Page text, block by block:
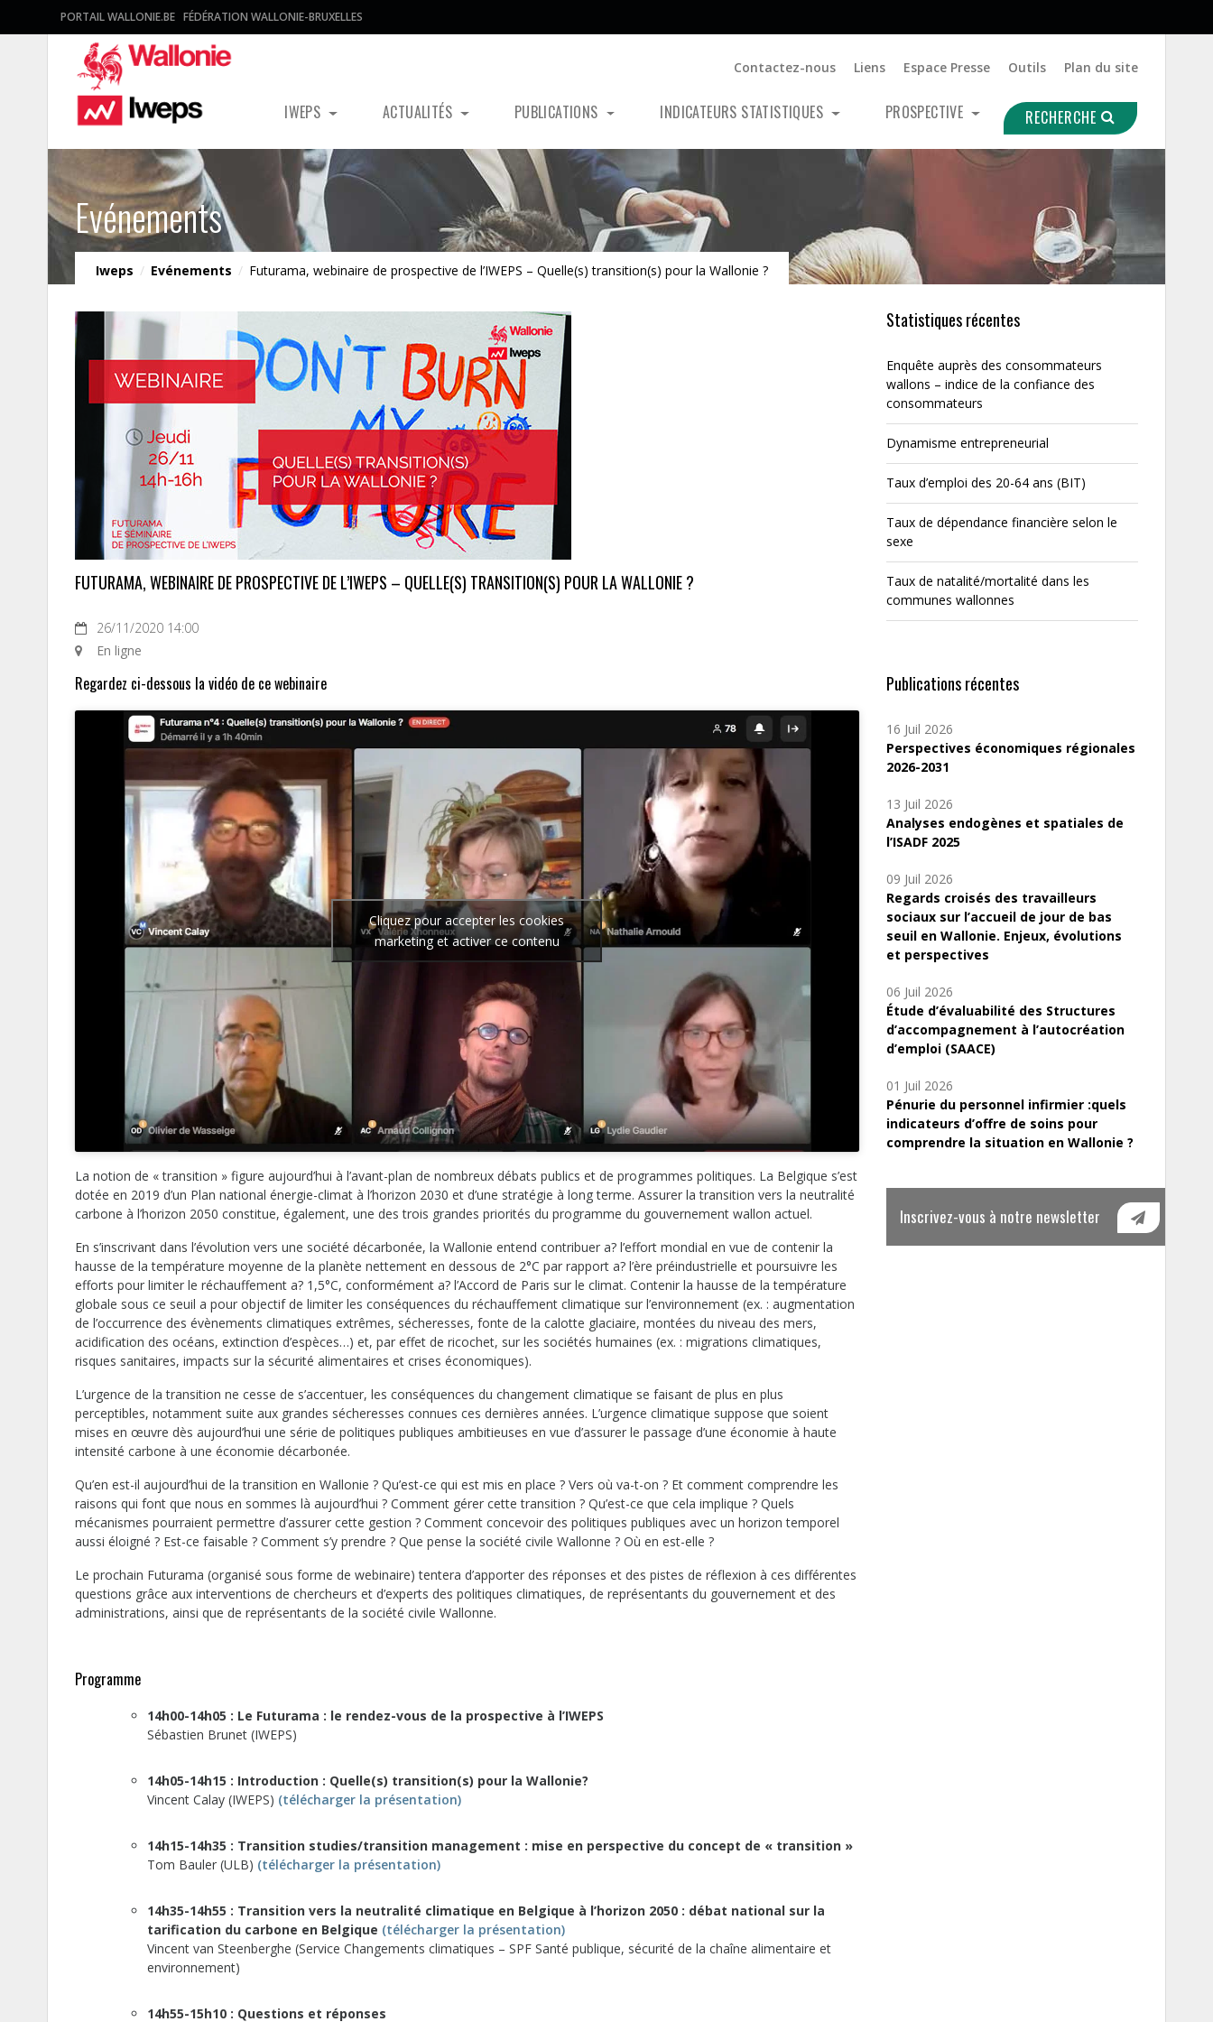
PORTAIL WALLONIE.BE FÉDÉRATION WALLONIE-BRUXELLES
Contactez-nous Liens Espace Presse Outils Plan du site
IWEPS ACTUALITÉS PUBLICATIONS INDICATEURS STATISTIQUES PROSPECTIVE RECHERCHE
Evénements
Iweps / Evénements / Futurama, webinaire de prospective de l’IWEPS – Quelle(s) transition(s) pour la Wallonie ?
FUTURAMA, WEBINAIRE DE PROSPECTIVE DE L’IWEPS – QUELLE(S) TRANSITION(S) POUR LA WALLONIE ?
26/11/2020 14:00
En ligne
Regardez ci-dessous la vidéo de ce webinaire
Cliquez pour accepter les cookies
marketing et activer ce contenu
La notion de « transition » figure aujourd’hui à l’avant-plan de nombreux débats publics et de programmes politiques. La Belgique s’est
dotée en 2019 d’un Plan national énergie-climat à l’horizon 2030 et d’une stratégie à long terme. Assurer la transition vers la neutralité
carbone à l’horizon 2050 constitue, également, une des trois grandes priorités du programme du gouvernement wallon actuel.
En s’inscrivant dans l’évolution vers une société décarbonée, la Wallonie entend contribuer a? l’effort mondial en vue de contenir la
hausse de la température moyenne de la planète nettement en dessous de 2°C par rapport a? l’ère préindustrielle et poursuivre les
efforts pour limiter le réchauffement a? 1,5°C, conformément a? l’Accord de Paris sur le climat. Contenir la hausse de la température
globale sous ce seuil a pour objectif de limiter les conséquences du réchauffement climatique sur l’environnement (ex. : augmentation
de l’occurrence des évènements climatiques extrêmes, sécheresses, fonte de la calotte glaciaire, montées du niveau des mers,
acidification des océans, extinction d’espèces…) et, par effet de ricochet, sur les sociétés humaines (ex. : migrations climatiques,
risques sanitaires, impacts sur la sécurité alimentaires et crises économiques).
L’urgence de la transition ne cesse de s’accentuer, les conséquences du changement climatique se faisant de plus en plus
perceptibles, notamment suite aux grandes sécheresses connues ces dernières années. L’urgence climatique suppose que soient
mises en œuvre dès aujourd’hui une série de politiques publiques ambitieuses en vue d’assurer le passage d’une économie à haute
intensité carbone à une économie décarbonée.
Qu’en est-il aujourd’hui de la transition en Wallonie ? Qu’est-ce qui est mis en place ? Vers où va-t-on ? Et comment comprendre les
raisons qui font que nous en sommes là aujourd’hui ? Comment gérer cette transition ? Qu’est-ce que cela implique ? Quels
mécanismes pourraient permettre d’assurer cette gestion ? Comment concevoir des politiques publiques avec un horizon temporel
aussi éloigné ? Est-ce faisable ? Comment s’y prendre ? Que pense la société civile Wallonne ? Où en est-elle ?
Le prochain Futurama (organisé sous forme de webinaire) tentera d’apporter des réponses et des pistes de réflexion à ces différentes
questions grâce aux interventions de chercheurs et d’experts des politiques climatiques, de représentants du gouvernement et des
administrations, ainsi que de représentants de la société civile Wallonne.
Programme
14h00-14h05 : Le Futurama : le rendez-vous de la prospective à l’IWEPS
Sébastien Brunet (IWEPS)
14h05-14h15 : Introduction : Quelle(s) transition(s) pour la Wallonie?
Vincent Calay (IWEPS) (télécharger la présentation)
14h15-14h35 : Transition studies/transition management : mise en perspective du concept de « transition »
Tom Bauler (ULB) (télécharger la présentation)
14h35-14h55 : Transition vers la neutralité climatique en Belgique à l’horizon 2050 : débat national sur la
tarification du carbone en Belgique (télécharger la présentation)
Vincent van Steenberghe (Service Changements climatiques – SPF Santé publique, sécurité de la chaîne alimentaire et
environnement)
14h55-15h10 : Questions et réponses
Statistiques récentes
Enquête auprès des consommateurs
wallons – indice de la confiance des
consommateurs
Dynamisme entrepreneurial
Taux d’emploi des 20-64 ans (BIT)
Taux de dépendance financière selon le
sexe
Taux de natalité/mortalité dans les
communes wallonnes
Publications récentes
16 Juil 2026
Perspectives économiques régionales
2026-2031
13 Juil 2026
Analyses endogènes et spatiales de
l’ISADF 2025
09 Juil 2026
Regards croisés des travailleurs
sociaux sur l’accueil de jour de bas
seuil en Wallonie. Enjeux, évolutions
et perspectives
06 Juil 2026
Étude d’évaluabilité des Structures
d’accompagnement à l’autocréation
d’emploi (SAACE)
01 Juil 2026
Pénurie du personnel infirmier :quels
indicateurs d’offre de soins pour
comprendre la situation en Wallonie ?
Inscrivez-vous à notre newsletter